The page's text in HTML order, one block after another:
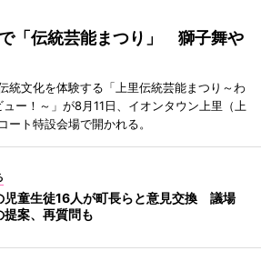
「伝統芸能まつり」 獅子舞や
統文化を体験する「上里伝統芸能まつり～わ
ー！～」が8月11日、イオンタウン上里（上
ート特設会場で開かれる。
児童生徒16人が町長らと意見交換 議場
提案、再質問も